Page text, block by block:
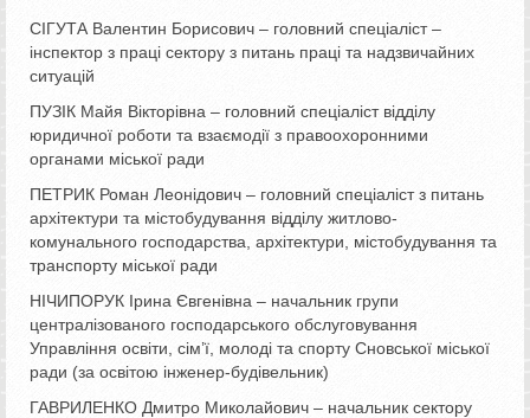
СІГУТА Валентин Борисович – головний спеціаліст –
інспектор з праці сектору з питань праці та надзвичайних
ситуацій
ПУЗІК Майя Вікторівна – головний спеціаліст відділу
юридичної роботи та взаємодії з правоохоронними
органами міської ради
ПЕТРИК Роман Леонідович – головний спеціаліст з питань
архітектури та містобудування відділу житлово-
комунального господарства, архітектури, містобудування та
транспорту міської ради
НІЧИПОРУК Ірина Євгенівна – начальник групи
централізованого господарського обслуговування
Управління освіти, сім’ї, молоді та спорту Сновської міської
ради (за освітою інженер-будівельник)
ГАВРИЛЕНКО Дмитро Миколайович – начальник сектору